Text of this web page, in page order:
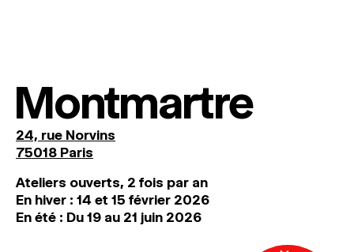
Montmartre
24, rue Norvins
75018 Paris
Ateliers ouverts, 2 fois par an
En hiver : 14 et 15 février 2026
En été : Du 19 au 21 juin 2026